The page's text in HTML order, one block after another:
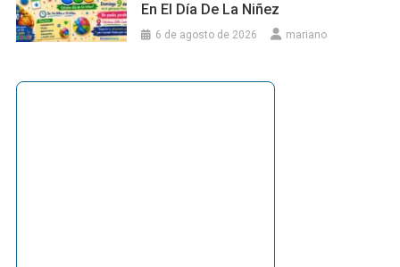
En El Día De La Niñez
6 de agosto de 2026 mariano